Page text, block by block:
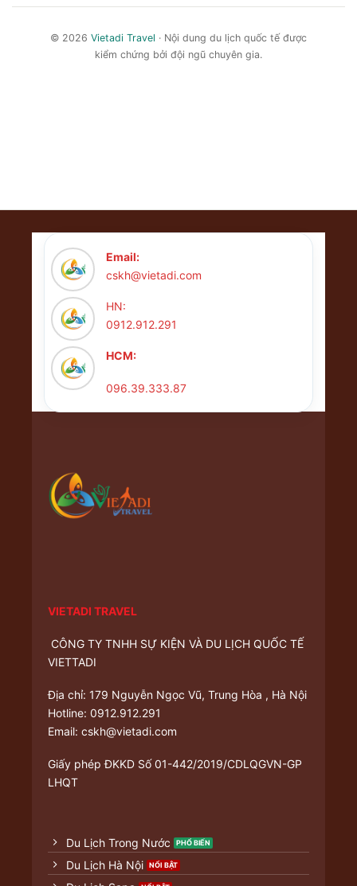
© 2026 Vietadi Travel · Nội dung du lịch quốc tế được
kiểm chứng bởi đội ngũ chuyên gia.
Email:
cskh@vietadi.com
HN:
0912.912.291
HCM:
096.39.333.87
VIETADI TRAVEL
CÔNG TY TNHH SỰ KIỆN VÀ DU LỊCH QUỐC TẾ
VIETTADI
Địa chỉ: 179 Nguyễn Ngọc Vũ, Trung Hòa , Hà Nội
Hotline: 0912.912.291
Email: cskh@vietadi.com
Giấy phép ĐKKD Số 01-442/2019/CDLQGVN-GP
LHQT
Du Lịch Trong Nước
Du Lịch Hà Nội